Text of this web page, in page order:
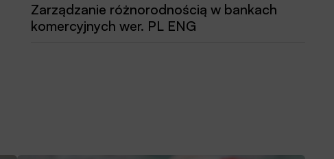
Zarządzanie różnorodnością w bankach
komercyjnych wer. PL ENG